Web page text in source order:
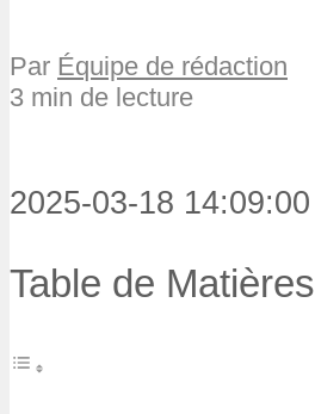
Par Équipe de rédaction
3 min de lecture
2025-03-18 14:09:00
Table de Matières